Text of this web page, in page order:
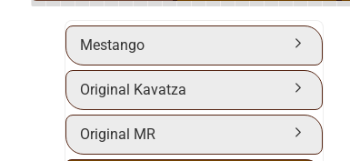
Mestango
Original Kavatza
Original MR